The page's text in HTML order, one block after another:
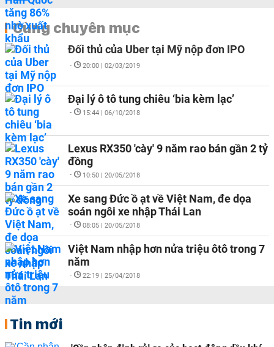
Cùng chuyên mục
Đối thủ của Uber tại Mỹ nộp đơn IPO
- 20:00 | 02/03/2019
Đại lý ô tô tung chiêu ‘bia kèm lạc’
- 15:44 | 06/10/2018
Lexus RX350 'cày' 9 năm rao bán gần 2 tỷ
đồng
- 10:50 | 20/05/2018
Xe sang Đức ồ ạt về Việt Nam, đe dọa
soán ngôi xe nhập Thái Lan
- 08:05 | 20/05/2018
Việt Nam nhập hơn nửa triệu ôtô trong 7
năm
- 22:19 | 25/04/2018
Tin mới